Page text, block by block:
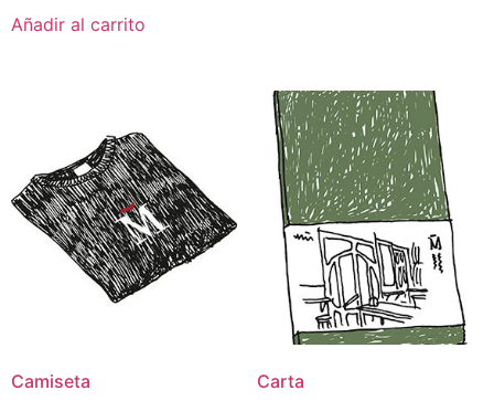
Añadir al carrito
Camiseta Carta